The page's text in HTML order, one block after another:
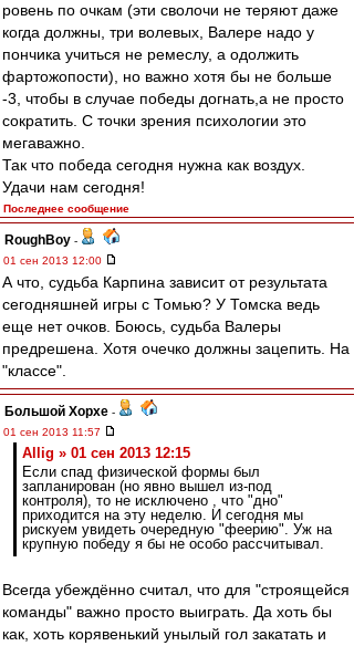
ровень по очкам (эти сволочи не теряют даже
когда должны, три волевых, Валере надо у
пончика учиться не ремеслу, а одолжить
фартожопости), но важно хотя бы не больше
-3, чтобы в случае победы догнать,а не просто
сократить. С точки зрения психологии это
мегаважно.
Так что победа сегодня нужна как воздух.
Удачи нам сегодня!
Последнее сообщение
RoughBoy -
01 сен 2013 12:00
А что, судьба Карпина зависит от результата
сегодняшней игры с Томью? У Томска ведь
еще нет очков. Боюсь, судьба Валеры
предрешена. Хотя очечко должны зацепить. На
"классе".
Большой Хорхе -
01 сен 2013 11:57
Allig » 01 сен 2013 12:15
Если спад физической формы был
запланирован (но явно вышел из-под
контроля), то не исключено , что "дно"
приходится на эту неделю. И сегодня мы
рискуем увидеть очередную "феерию". Уж на
крупную победу я бы не особо рассчитывал.
Всегда убеждённо считал, что для "строящейся
команды" важно просто выиграть. Да хоть бы
как, хоть корявенький унылый гол закатать и